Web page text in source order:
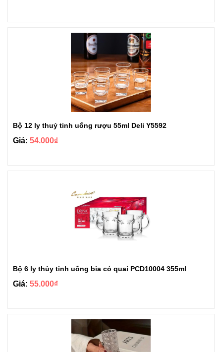
Bộ 12 ly thuỷ tinh uống rượu 55ml Deli Y5592
Giá: 54.000₫
Bộ 6 ly thủy tinh uống bia có quai PCD10004 355ml
Giá: 55.000₫